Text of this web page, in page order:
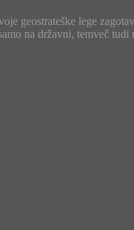
geostrateške lege
na državni, temveč tudi